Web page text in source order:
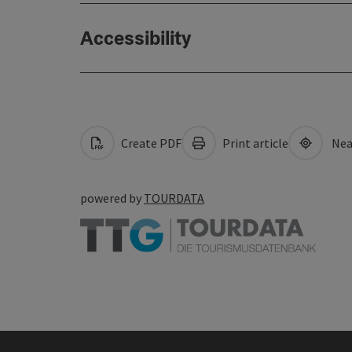
Accessibility
Create PDF Print article
powered by TOURDATA